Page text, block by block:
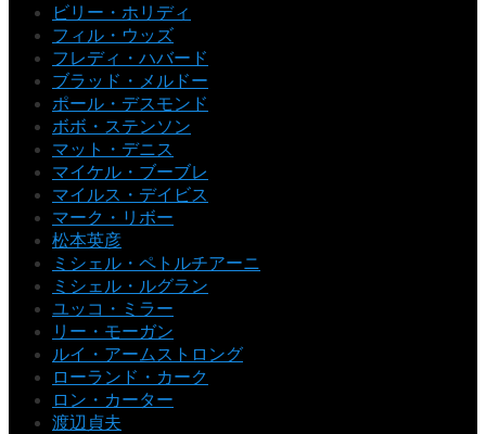
ビリー・ホリディ
フィル・ウッズ
フレディ・ハバード
ブラッド・メルドー
ポール・デスモンド
ボボ・ステンソン
マット・デニス
マイケル・ブーブレ
マイルス・デイビス
マーク・リボー
松本英彦
ミシェル・ペトルチアーニ
ミシェル・ルグラン
ユッコ・ミラー
リー・モーガン
ルイ・アームストロング
ローランド・カーク
ロン・カーター
渡辺貞夫